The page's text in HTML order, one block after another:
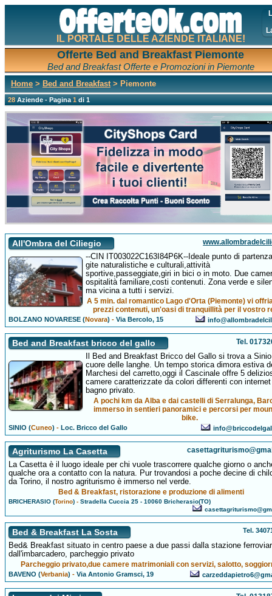
IL PORTALE DELLE AZIENDE ITALIANE!
Offerte Bed and Breakfast Piemonte
Bed and Breakfast Offerte e Promozioni in Piemonte
Home > Bed and Breakfast> Piemonte
28Aziende - Pagina1di 1
All'Ombra del Ciliegio
--CIN IT003022C163I84P6K--Ideale punto di
gite naturalistiche e culturali,attività
sportive,passeggiate,giri in bici o in moto. Due
ospitalità familiare,costi contenuti. Zona verde e
ma vicina a tutti i servizi.
A 5 min. dal romantico Lago d'Orta (Piemonte) vi
prezzi contenuti, un'oasi di tranquillità per il vostro
BOLZANO NOVARESE (Novara) -Via Bercolo, 15
Bed and Breakfast bricco del gallo Tel.
Il Bed and Breakfast Bricco del Gallo si trova a
cuore delle langhe. Un tempo storica dimora estiva
Marchesi del carretto,oggi il Cascinale offre 5
camere caratterizzate da colori differenti con
bagno privato.
A pochi km da Alba e dai castelli di Serralunga,
immerso in sentieri panoramici e percorsi per
bike.
SINIO (Cuneo) -Loc. Bricco del Gallo
Agriturismo La Casetta
La Casetta è il luogo ideale per chi vuole trascorrere qualche giorno o
qualche ora a contatto con la natura. Pur trovandosi a poche decine di
da Torino, il nostro agriturismo è immerso nel verde.
Bed & Breakfast, ristorazione e produzione di alimenti
BRICHERASIO (Torino) -Stradella Cuccia 25 - 10060 Bricherasio(TO)
Bed & Breakfast La Sosta Tel.
Bed& Breakfast situato in centro paese a due passi dalla stazione
dall'imbarcadero, parcheggio privato
Parcheggio privato,due camere matrimoniali con servizi, salotto,
BAVENO (Verbania) -Via Antonio Gramsci, 19